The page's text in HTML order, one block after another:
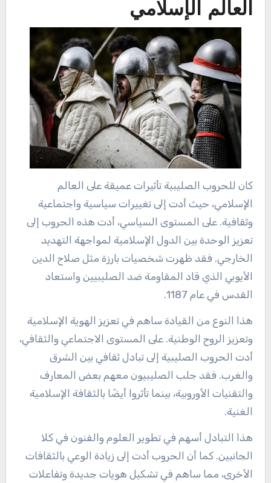
العالم الإسلامي
كان للحروب الصليبية تأثيرات عميقة على العالم
الإسلامي، حيث أدت إلى تغييرات سياسية واجتماعية
وثقافية. على المستوى السياسي، أدت هذه الحروب إلى
تعزيز الوحدة بين الدول الإسلامية لمواجهة التهديد
الخارجي. فقد ظهرت شخصيات بارزة مثل صلاح الدين
الأيوبي الذي قاد المقاومة ضد الصليبيين واستعاد
القدس في عام 1187.
هذا النوع من القيادة ساهم في تعزيز الهوية الإسلامية
وتعزيز الروح الوطنية. على المستوى الاجتماعي والثقافي،
أدت الحروب الصليبية إلى تبادل ثقافي بين الشرق
والغرب. فقد جلب الصليبيون معهم بعض المعارف
والتقنيات الأوروبية، بينما تأثروا أيضًا بالثقافة الإسلامية
الغنية.
هذا التبادل أسهم في تطوير العلوم والفنون في كلا
الجانبين. كما أن الحروب أدت إلى زيادة الوعي بالثقافات
الأخرى، مما ساهم في تشكيل هويات جديدة وتفاعلات